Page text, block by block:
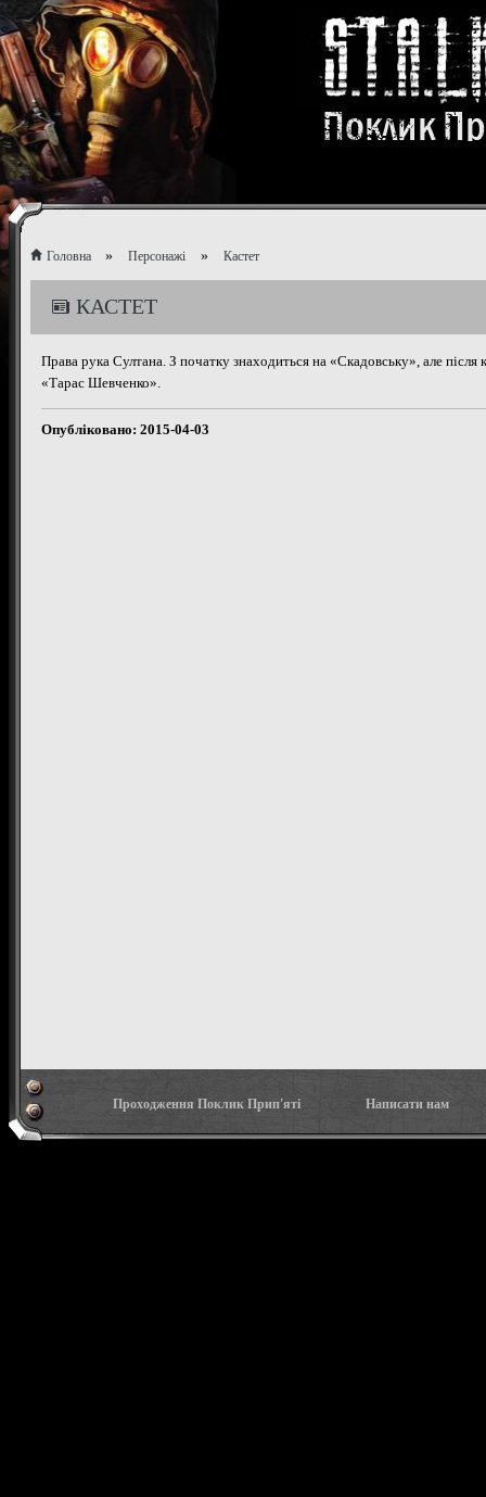
Головна » Персонажі » Кастет
КАСТЕТ
Права рука Султана. З початку знаходиться на «Скадовську», але
«Тарас Шевченко».
Опублiковано: 2015-04-03
Проходження Поклик Прип'яті Написати нам